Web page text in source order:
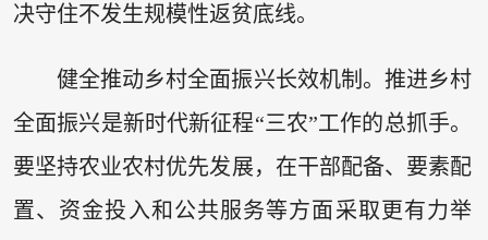
决守住不发生规模性返贫底线。
健全推动乡村全面振兴长效机制。推进乡村
全面振兴是新时代新征程“三农”工作的总抓手。
要坚持农业农村优先发展，在干部配备、要素配
置、资金投入和公共服务等方面采取更有力举